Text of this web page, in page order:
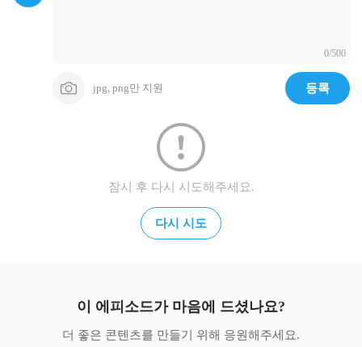
또 마음이 생기고, 다시 식어버리는 일의 반복이었죠.
나는 온전히 누군가를 있는 그대로 봐주질 못했어요.
상대가 앞에 있고, 말을 하고, 눈을 마주하는데
자꾸만 딴 생각을 해요.
솔직한 마음을 스스로 모르겠는 거에요.
부끄럽기도 하고,
답답한 마음도 동시에 들어요."
0/500
jpg, png만 지원 등록
잠시 후 다시 시도해주세요.
다시 시도
이 에피소드가 마음에 드셨나요?
더 좋은 콘텐츠를 만들기 위해 응원해주세요.